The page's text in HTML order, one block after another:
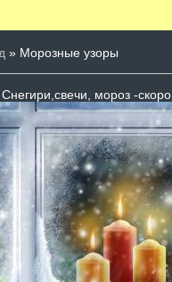
» Морозные узоры
Снегири,свечи, мороз -